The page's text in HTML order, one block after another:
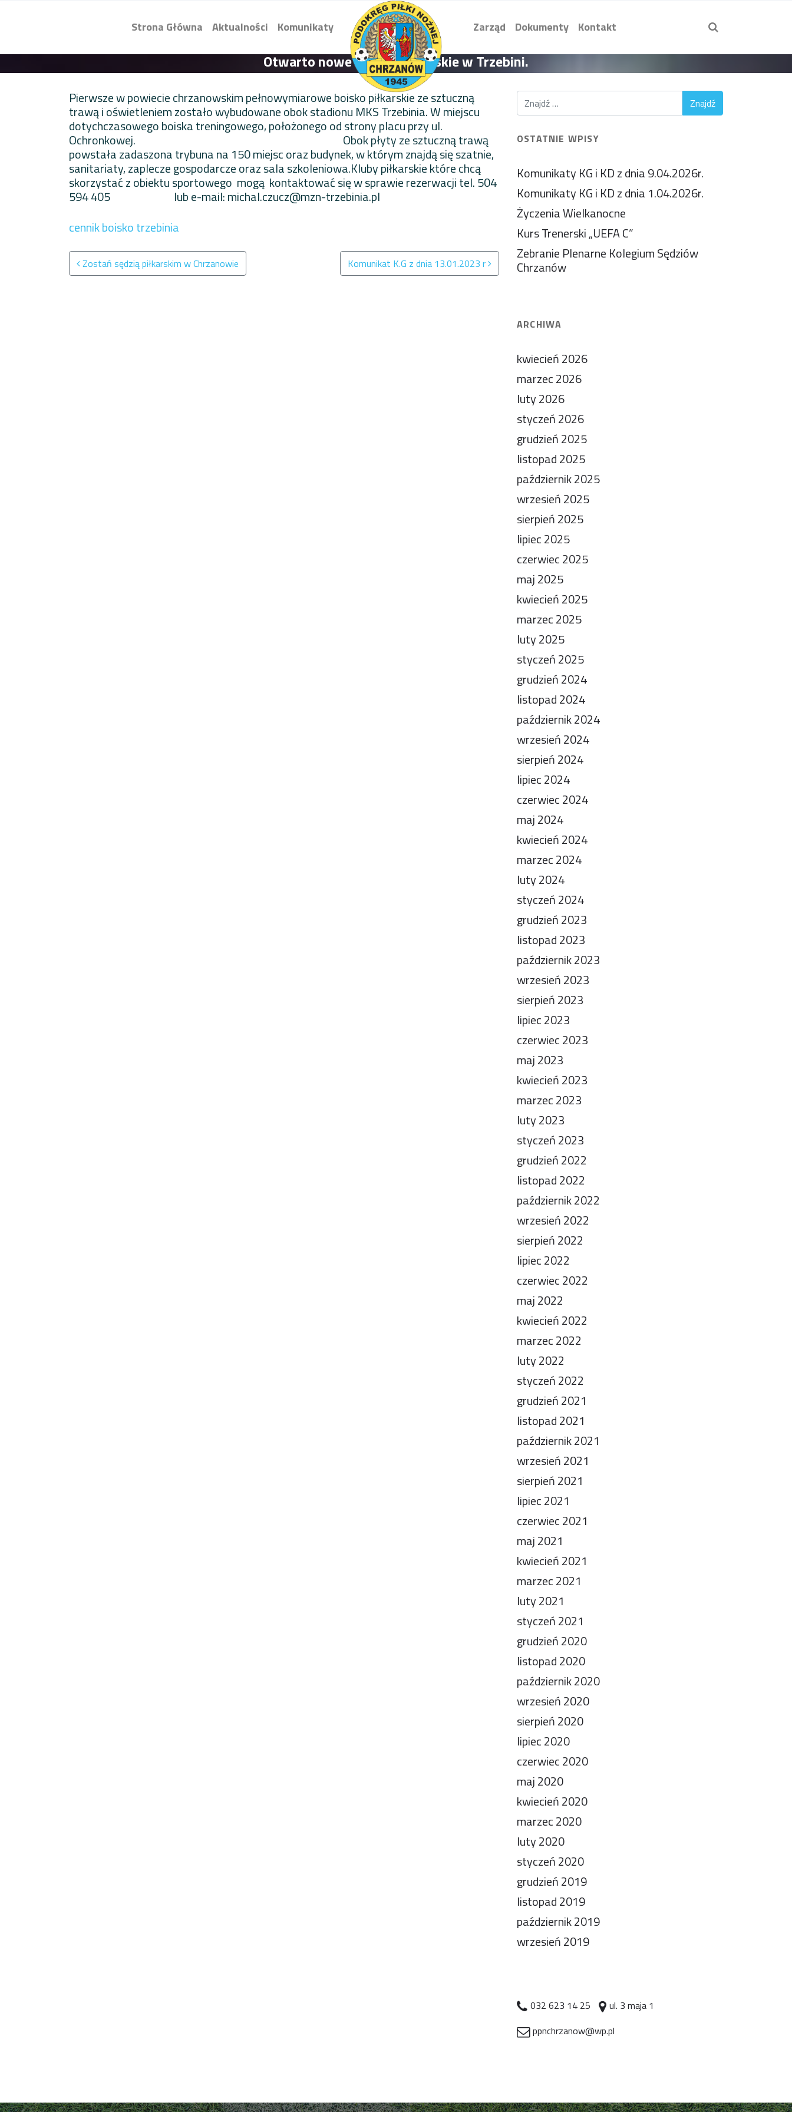
Strona Główna Aktualności Komunikaty Zarząd Dokumenty Kontakt
Otwarto nowe boisko piłkarskie w Trzebini.
Pierwsze w powiecie chrzanowskim pełnowymiarowe boisko piłkarskie ze sztuczną
trawą i oświetleniem zostało wybudowane obok stadionu MKS Trzebinia. W miejscu
dotychczasowego boiska treningowego, położonego od strony placu przy ul.
Ochronkowej. Obok płyty ze sztuczną trawą
powstała zadaszona trybuna na 150 miejsc oraz budynek, w którym znajdą się szatnie,
sanitariaty, zaplecze gospodarcze oraz sala szkoleniowa.Kluby piłkarskie które chcą
skorzystać z obiektu sportowego mogą kontaktować się w sprawie rezerwacji tel. 504
594 405 lub e-mail:michal.czucz@mzn-trzebinia.pl
cennik boisko trzebinia
Nawigacja po wpisach
Zostań sędzią piłkarskim w Chrzanowie Komunikat K.G z dnia 13.01.2023 r
OSTATNIE WPISY
Komunikaty KG i KD z dnia 9.04.2026r.
Komunikaty KG i KD z dnia 1.04.2026r.
Życzenia Wielkanocne
Kurs Trenerski „UEFA C”
Zebranie Plenarne Kolegium Sędziów
Chrzanów
ARCHIWA
kwiecień 2026
marzec 2026
luty 2026
styczeń 2026
grudzień 2025
listopad 2025
październik 2025
wrzesień 2025
sierpień 2025
lipiec 2025
czerwiec 2025
maj 2025
kwiecień 2025
marzec 2025
luty 2025
styczeń 2025
grudzień 2024
listopad 2024
październik 2024
wrzesień 2024
sierpień 2024
lipiec 2024
czerwiec 2024
maj 2024
kwiecień 2024
marzec 2024
luty 2024
styczeń 2024
grudzień 2023
listopad 2023
październik 2023
wrzesień 2023
sierpień 2023
lipiec 2023
czerwiec 2023
maj 2023
kwiecień 2023
marzec 2023
luty 2023
styczeń 2023
grudzień 2022
listopad 2022
październik 2022
wrzesień 2022
sierpień 2022
lipiec 2022
czerwiec 2022
maj 2022
kwiecień 2022
marzec 2022
luty 2022
styczeń 2022
grudzień 2021
listopad 2021
październik 2021
wrzesień 2021
sierpień 2021
lipiec 2021
czerwiec 2021
maj 2021
kwiecień 2021
marzec 2021
luty 2021
styczeń 2021
grudzień 2020
listopad 2020
październik 2020
wrzesień 2020
sierpień 2020
lipiec 2020
czerwiec 2020
maj 2020
kwiecień 2020
marzec 2020
luty 2020
styczeń 2020
grudzień 2019
listopad 2019
październik 2019
wrzesień 2019
032 623 14 25
ul. 3 maja 1
ppnchrzanow@wp.pl